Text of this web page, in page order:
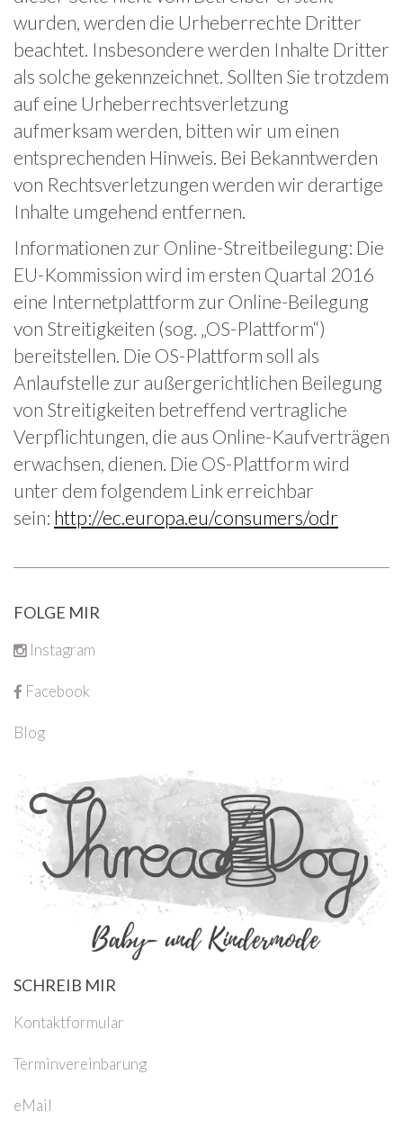
wurden, werden die Urheberrechte Dritter
beachtet. Insbesondere werden Inhalte Dritter
als solche gekennzeichnet. Sollten Sie trotzdem
auf eine Urheberrechtsverletzung
aufmerksam werden, bitten wir um einen
entsprechenden Hinweis. Bei Bekanntwerden
von Rechtsverletzungen werden wir derartige
Inhalte umgehend entfernen.
Informationen zur Online-Streitbeilegung: Die
EU-Kommission wird im ersten Quartal 2016
eine Internetplattform zur Online-Beilegung
von Streitigkeiten (sog. „OS-Plattform“)
bereitstellen. Die OS-Plattform soll als
Anlaufstelle zur außergerichtlichen Beilegung
von Streitigkeiten betreffend vertragliche
Verpflichtungen, die aus Online-Kaufverträgen
erwachsen, dienen. Die OS-Plattform wird
unter dem folgendem Link erreichbar
sein: http://ec.europa.eu/consumers/odr
FOLGE MIR
Instagram
Facebook
Blog
SCHREIB MIR
Kontaktformular
Terminvereinbarung
eMail